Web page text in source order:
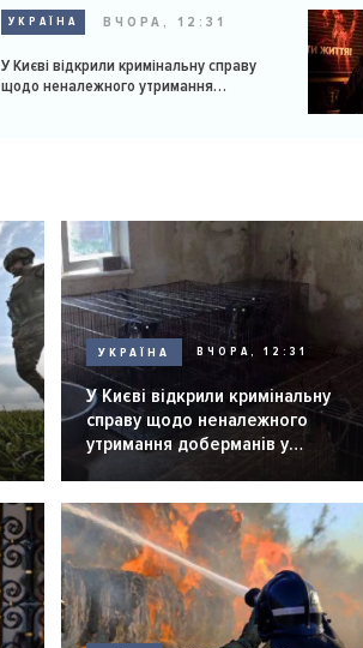
УКРАЇНА ВЧОРА, 12:31
У Києві відкрили кримінальну справу
щодо неналежного утримання
УКРАЇНА ВЧОРА, 12:31
У Києві відкрили кримінальну
справу щодо неналежного
утримання доберманів у
розпліднику